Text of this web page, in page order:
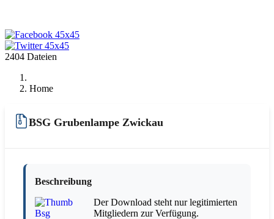
2404 Dateien
Home
BSG Grubenlampe Zwickau
Beschreibung
Der Download steht nur legitimierten
Mitgliedern zur Verfügung.